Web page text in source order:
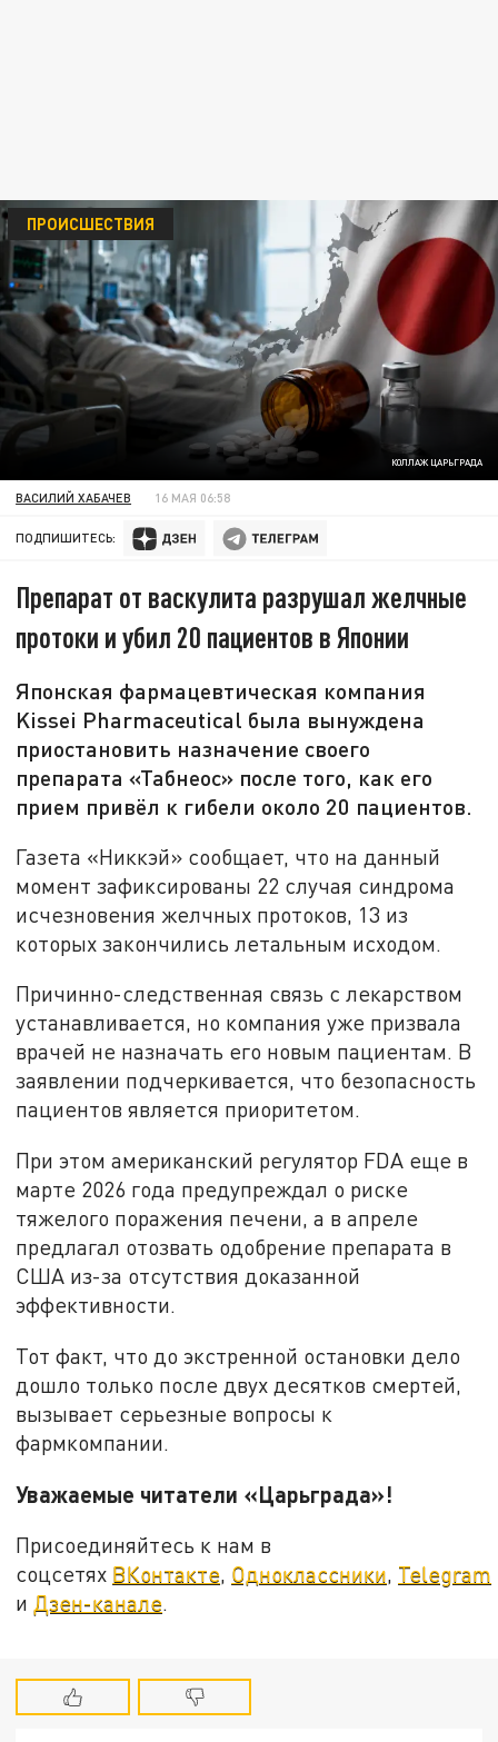
КОЛЛАЖ ЦАРЬГРАДА
ПРОИСШЕСТВИЯ
ВАСИЛИЙ ХАБАЧЕВ 16 МАЯ 06:58
ПОДПИШИТЕСЬ:
Препарат от васкулита разрушал желчные
протоки и убил 20 пациентов в Японии
Японская фармацевтическая компания
Kissei Pharmaceutical была вынуждена
приостановить назначение своего
препарата «Табнеос» после того, как его
прием привёл к гибели около 20 пациентов.
Газета «Никкэй» сообщает, что на данный
момент зафиксированы 22 случая синдрома
исчезновения желчных протоков, 13 из
которых закончились летальным исходом.
Причинно-следственная связь с лекарством
устанавливается, но компания уже призвала
врачей не назначать его новым пациентам. В
заявлении подчеркивается, что безопасность
пациентов является приоритетом.
При этом американский регулятор FDA еще в
марте 2026 года предупреждал о риске
тяжелого поражения печени, а в апреле
предлагал отозвать одобрение препарата в
США из-за отсутствия доказанной
эффективности.
Тот факт, что до экстренной остановки дело
дошло только после двух десятков смертей,
вызывает серьезные вопросы к
фармкомпании.
Уважаемые читатели «Царьграда»!
Присоединяйтесь к нам в
соцсетях ВКонтакте, Одноклассники, Telegram
и Дзен-канале.